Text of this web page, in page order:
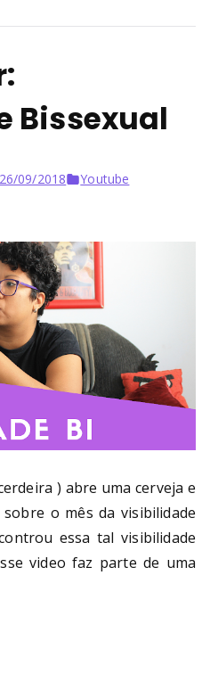
Bissexual
26/09/2018 Youtube
) abre uma cerveja e
o mês da visibilidade
essa tal visibilidade
video faz parte de uma